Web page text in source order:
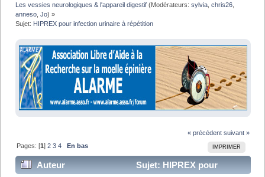
Les vessies neurologiques & l'appareil digestif (Modérateurs:sylvia ,chris26
anneso ,Jo) »
Sujet: HIPREX pour infection urinaire à répétition
« précédent suivant »
IMPRIMER
Pages: [1]2 3 4 En bas
Auteur
Sujet: HIPREX pour